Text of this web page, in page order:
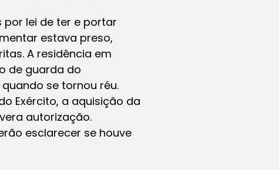
lei de ter e portar
estava preso,
A residência em
de guarda do
se tornou réu.
Exército, a aquisição da
autorização.
esclarecer se houve